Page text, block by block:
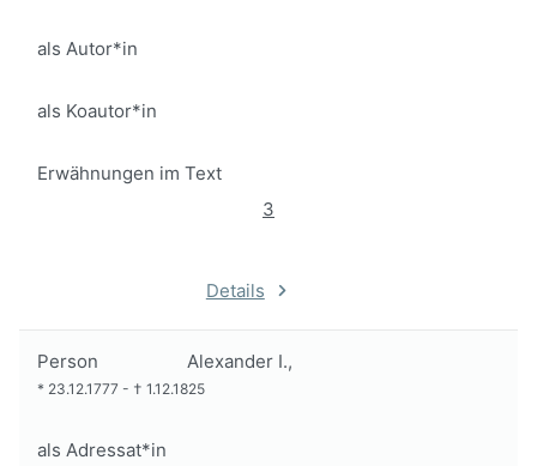
als Autor*in
als Koautor*in
Erwähnungen im Text
3
Details
Person Alexander I.,
* 23.12.1777 - † 1.12.1825
als Adressat*in